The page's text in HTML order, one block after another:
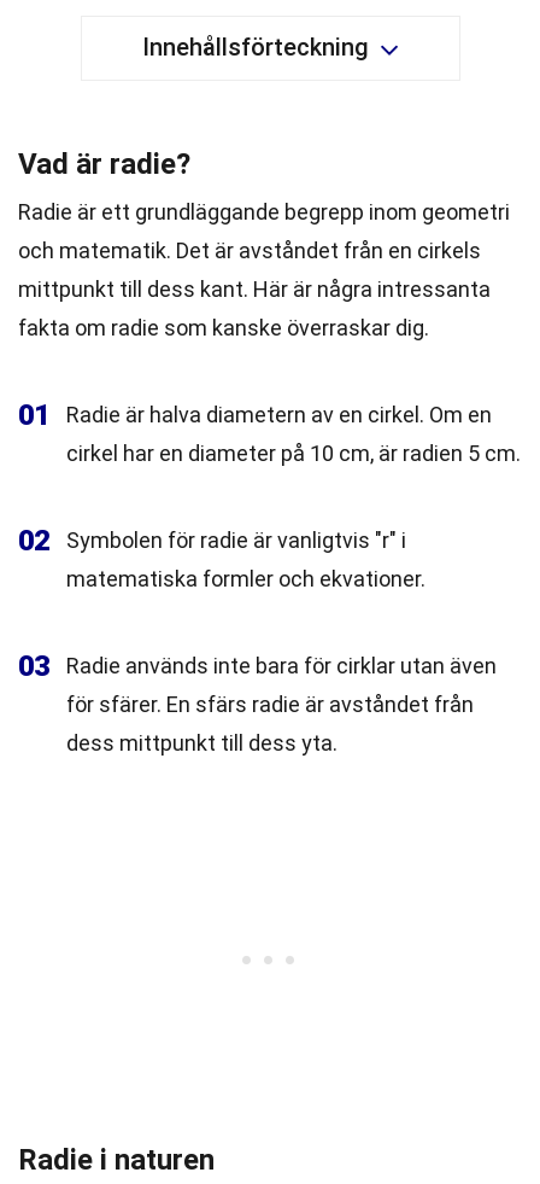
Innehållsförteckning
Vad är radie?
Radie är ett grundläggande begrepp inom geometri
och matematik. Det är avståndet från en cirkels
mittpunkt till dess kant. Här är några intressanta
fakta om radie som kanske överraskar dig.
01
Radie är halva diametern av en cirkel. Om en
cirkel har en diameter på 10 cm, är radien 5 cm.
02
Symbolen för radie är vanligtvis "r" i
matematiska formler och ekvationer.
03
Radie används inte bara för cirklar utan även
för sfärer. En sfärs radie är avståndet från
dess mittpunkt till dess yta.
Radie i naturen